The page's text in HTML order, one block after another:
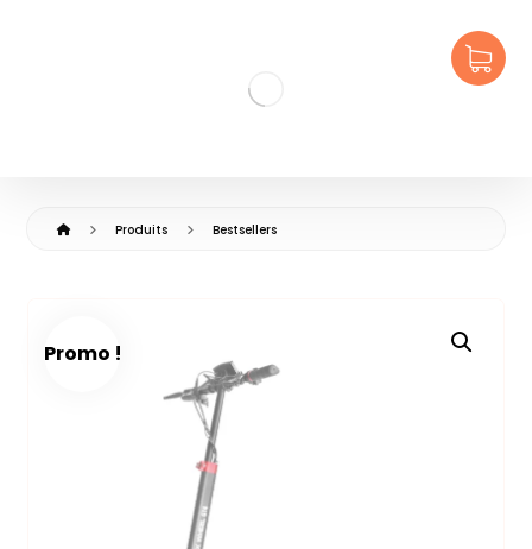
Produits Bestsellers
Promo !